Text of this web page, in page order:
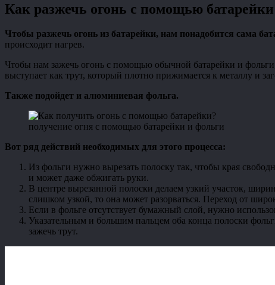
Как разжечь огонь с помощью
Чтобы разжечь огонь из батарейки, нам понадобится сама
происходит нагрев.
Чтобы нам зажечь огонь с помощью обычной батарейки и
выступает как трут, который плотно прижимается к металлу и
Также подойдет и алюминиевая фольга.
получение огня с помощью батарейки и фольги
Вот ряд действий необходимых для этого процесса:
Из фольги нужно вырезать полоску так, чтобы края
и может даже обжигать руки.
В центре вырезанной полоски делаем узкий участок,
слишком узкой, то она может разорваться. Переход от
Если в фольге отсутствует бумажный слой, нужно
Указательным и большим пальцем оба конца полоски
зажечь трут.